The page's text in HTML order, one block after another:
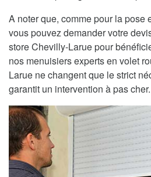
A noter que, comme pour la pose
vous pouvez demander votre
store Chevilly-Larue pour
nos menuisiers experts en volet
Larue ne changent que le strict
garantit un intervention à pas cher.